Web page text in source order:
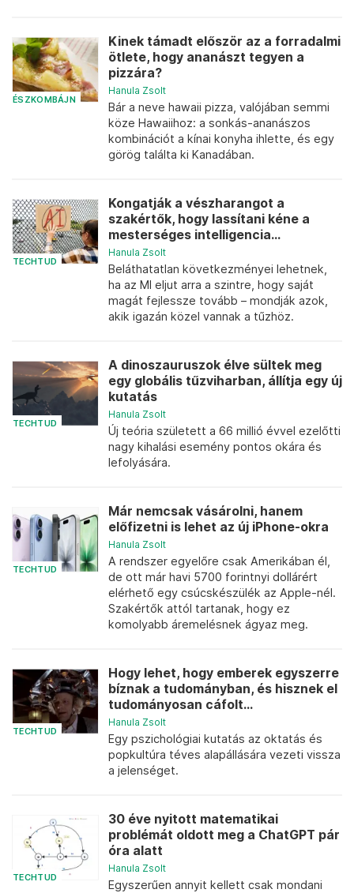
ÉSZKOMBÁJN
Kinek támadt először az a forradalmi
ötlete, hogy ananászt tegyen a
pizzára?
Hanula Zsolt
Bár a neve hawaii pizza, valójában semmi
köze Hawaiihoz: a sonkás-ananászos
kombinációt a kínai konyha ihlette, és egy
görög találta ki Kanadában.
TECHTUD
Kongatják a vészharangot a
szakértők, hogy lassítani kéne a
mesterséges intelligencia...
Hanula Zsolt
Beláthatatlan következményei lehetnek,
ha az MI eljut arra a szintre, hogy saját
magát fejlessze tovább – mondják azok,
akik igazán közel vannak a tűzhöz.
TECHTUD
A dinoszauruszok élve sültek meg
egy globális tűzviharban, állítja egy új
kutatás
Hanula Zsolt
Új teória született a 66 millió évvel ezelőtti
nagy kihalási esemény pontos okára és
lefolyására.
TECHTUD
Már nemcsak vásárolni, hanem
előfizetni is lehet az új iPhone-okra
Hanula Zsolt
A rendszer egyelőre csak Amerikában él,
de ott már havi 5700 forintnyi dollárért
elérhető egy csúcskészülék az Apple-nél.
Szakértők attól tartanak, hogy ez
komolyabb áremelésnek ágyaz meg.
TECHTUD
Hogy lehet, hogy emberek egyszerre
bíznak a tudományban, és hisznek el
tudományosan cáfolt...
Hanula Zsolt
Egy pszichológiai kutatás az oktatás és
popkultúra téves alapállására vezeti vissza
a jelenséget.
TECHTUD
30 éve nyitott matematikai
problémát oldott meg a ChatGPT pár
óra alatt
Hanula Zsolt
Egyszerűen annyit kellett csak mondani